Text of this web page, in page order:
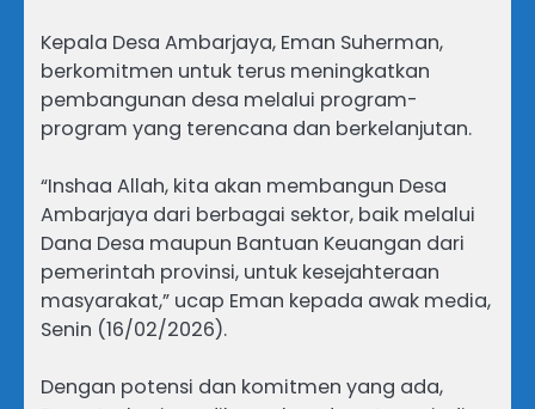
Kepala Desa Ambarjaya, Eman Suherman,
berkomitmen untuk terus meningkatkan
pembangunan desa melalui program-
program yang terencana dan berkelanjutan.
“Inshaa Allah, kita akan membangun Desa
Ambarjaya dari berbagai sektor, baik melalui
Dana Desa maupun Bantuan Keuangan dari
pemerintah provinsi, untuk kesejahteraan
masyarakat,” ucap Eman kepada awak media,
Senin (16/02/2026).
Dengan potensi dan komitmen yang ada,